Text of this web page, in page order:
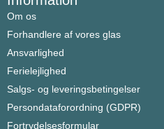
Om os
Forhandlere af vores glas
Ansvarlighed
Ferielejlighed
Salgs- og leveringsbetingelser
Persondataforordning (GDPR)
Fortrydelsesformular